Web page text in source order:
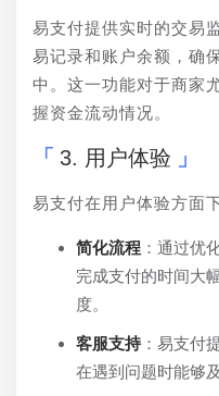
易支付提供实时的交易
易记录和账户余额，确
中。这一功能对于商家
握资金流动情况。
3. 用户体验
易支付在用户体验方面
简化流程 ：通过优
完成支付的时间大
度。
客服支持：易支付
在遇到问题时能够